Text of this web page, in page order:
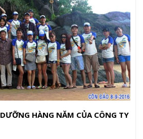
HÀNG NĂM CỦA CÔNG TY